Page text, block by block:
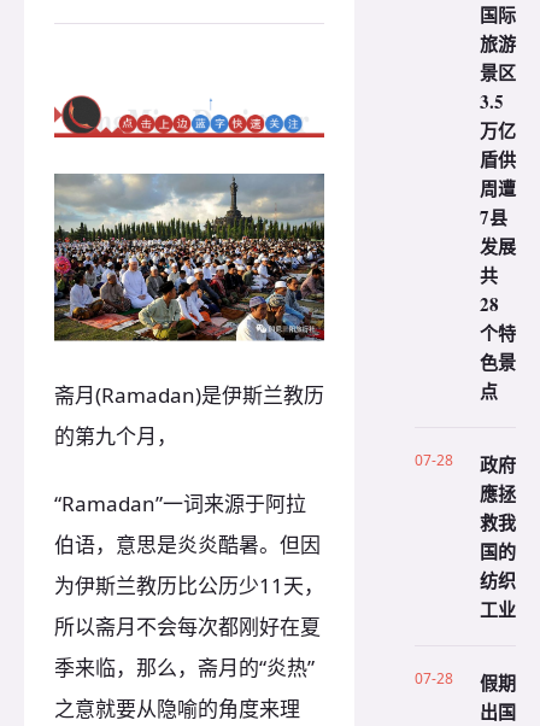
斋月(Ramadan)是伊斯兰教历
的第九个月，
“Ramadan”一词来源于阿拉
伯语，意思是炎炎酷暑。但因
为伊斯兰教历比公历少11天，
所以斋月不会每次都刚好在夏
季来临，那么，斋月的“炎热”
之意就要从隐喻的角度来理
国际
旅游
景区
3.5
万亿
盾供
周遭
7县
发展
共
28
个特
色景
点
07-28
政府
應拯
救我
国的
纺织
工业
07-28
假期
出国